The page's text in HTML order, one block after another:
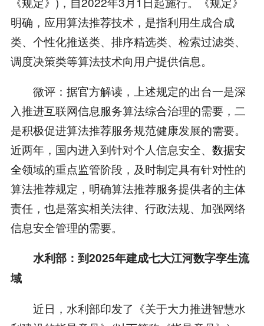
明确，应用算法推荐技术，是指利用生成合成
类、个性化推送类、排序精选类、检索过滤类、
调度决策类等算法技术向用户提供信息。
微评：据官方解读，上述规定的出台一是深
入推进互联网信息服务算法综合治理的需要，二
是积极促进算法推荐服务规范健康发展的需要。
近两年，国内进入到针对个人信息安全、 数据安
全领域的重点监管阶段，及时制定具有针对性的
算法推荐规定，明确算法推荐服务提供者的主体
责任，也是落实相关法律、行政法规、加强网络
信息安全管理的需要。
水利部：到2025年建成七大江河数字孪生流
域
近日，水利部印发了《关于大力推进智慧水